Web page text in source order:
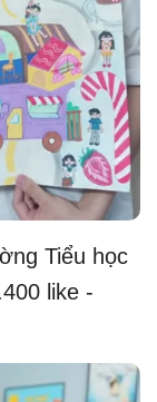
Tiểu học
like -